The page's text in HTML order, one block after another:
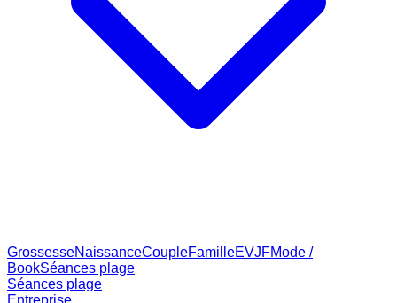
GrossesseNaissanceCoupleFamilleEVJFMode /
BookSéances plage
Séances plage
Entreprise